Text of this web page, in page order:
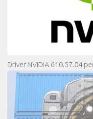
Driver NVIDIA 610.57.04